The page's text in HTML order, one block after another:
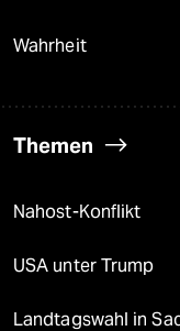
Wahrheit
Themen
Nahost-Konflikt
USA unter Trump
Landtagswahl in